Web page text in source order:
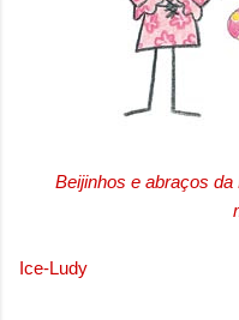
Beijinhos e abraços da
Ice-Ludy